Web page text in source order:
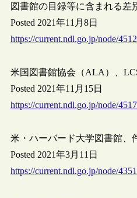
図書館の目録等に含まれる差
Posted 2021年11月8日
https://current.ndl.go.jp/node/
米国図書館協会（ALA）、
Posted 2021年11月15日
https://current.ndl.go.jp/node/
米・ハーバード大学図書館、
Posted 2021年3月11日
https://current.ndl.go.jp/node/